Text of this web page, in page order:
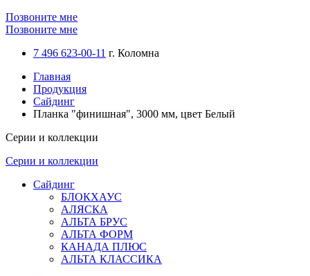
Позвоните мне
Позвоните мне
7 496 623-00-11 г. Коломна
Главная
Продукция
Сайдинг
Планка "финишная", 3000 мм, цвет Белый
Серии и коллекции
Серии и коллекции
Сайдинг
БЛОКХАУС
АЛЯСКА
АЛЬТА БРУС
АЛЬТА ФОРМ
КАНАДА ПЛЮС
АЛЬТА КЛАССИКА